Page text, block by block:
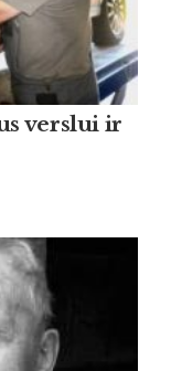
verslui ir